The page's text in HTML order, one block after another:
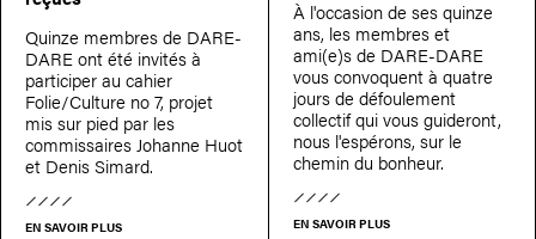
Quinze membres de DARE-
DARE ont été invités à
participer au cahier
Folie/Culture no 7, projet
mis sur pied par les
commissaires Johanne Huot
et Denis Simard.
EN SAVOIR PLUS
À l'occasion de ses quinze
ans, les membres et
ami(e)s de DARE-DARE
vous convoquent à quatre
jours de défoulement
collectif qui vous guideront,
nous l'espérons, sur le
chemin du bonheur.
EN SAVOIR PLUS